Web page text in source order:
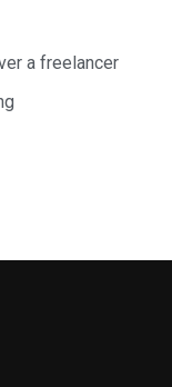
a freelancer